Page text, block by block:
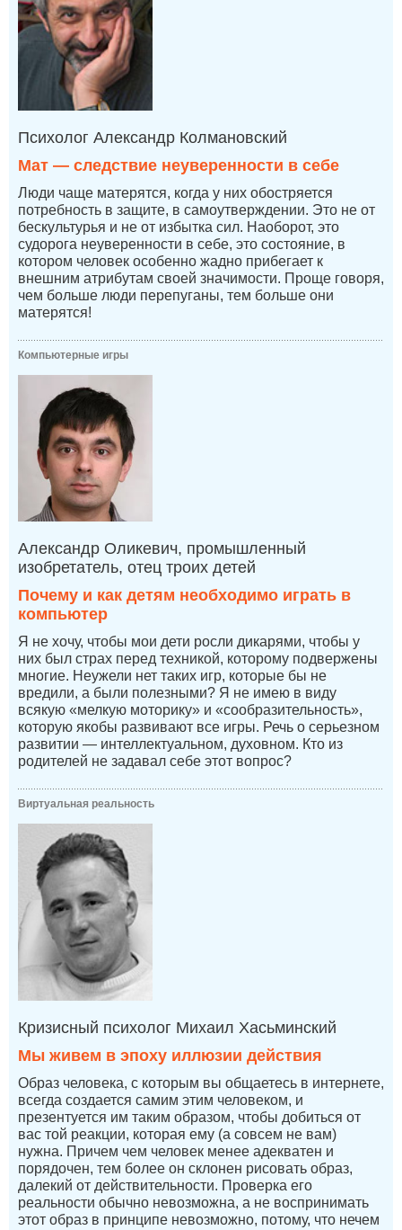
Психолог Александр Колмановский
Мат — следствие неуверенности в себе
Люди чаще матерятся, когда у них обостряется
потребность в защите, в самоутверждении. Это не от
бескультурья и не от избытка сил. Наоборот, это
судорога неуверенности в себе, это состояние, в
котором человек особенно жадно прибегает к
внешним атрибутам своей значимости. Проще говоря,
чем больше люди перепуганы, тем больше они
матерятся!
Компьютерные игры
Александр Оликевич, промышленный
изобретатель, отец троих детей
Почему и как детям необходимо играть в
компьютер
Я не хочу, чтобы мои дети росли дикарями, чтобы у
них был страх перед техникой, которому подвержены
многие. Неужели нет таких игр, которые бы не
вредили, а были полезными? Я не имею в виду
всякую «мелкую моторику» и «сообразительность»,
которую якобы развивают все игры. Речь о серьезном
развитии — интеллектуальном, духовном. Кто из
родителей не задавал себе этот вопрос?
Виртуальная реальность
Кризисный психолог Михаил Хасьминский
Мы живем в эпоху иллюзии действия
Образ человека, с которым вы общаетесь в интернете,
всегда создается самим этим человеком, и
презентуется им таким образом, чтобы добиться от
вас той реакции, которая ему (а совсем не вам)
нужна. Причем чем человек менее адекватен и
порядочен, тем более он склонен рисовать образ,
далекий от действительности. Проверка его
реальности обычно невозможна, а не воспринимать
этот образ в принципе невозможно, потому, что нечем